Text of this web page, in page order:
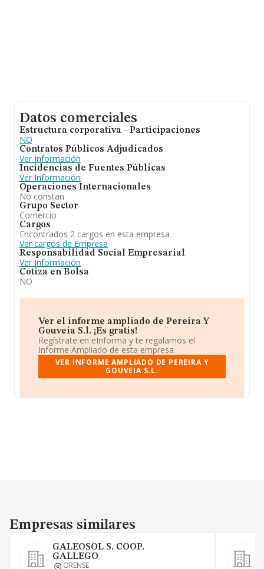
Datos comerciales
Estructura corporativa - Participaciones
NO
Contratos Públicos Adjudicados
Ver Información
Incidencias de Fuentes Públicas
Ver Información
Operaciones Internacionales
No constan
Grupo Sector
Comercio
Cargos
Encontrados 2 cargos en esta empresa
Ver cargos de Empresa
Responsabilidad Social Empresarial
Ver Información
Cotiza en Bolsa
NO
Ver el informe ampliado de Pereira Y
Gouveia S.l. ¡Es gratis!
Regístrate en eInforma y te regalamos el
Informe Ampliado de esta empresa.
VER INFORME AMPLIADO DE PEREIRA Y
GOUVEIA S.L.
Empresas similares
Empresas similares
GALEOSOL S. COOP.
GALLEGO
ORENSE